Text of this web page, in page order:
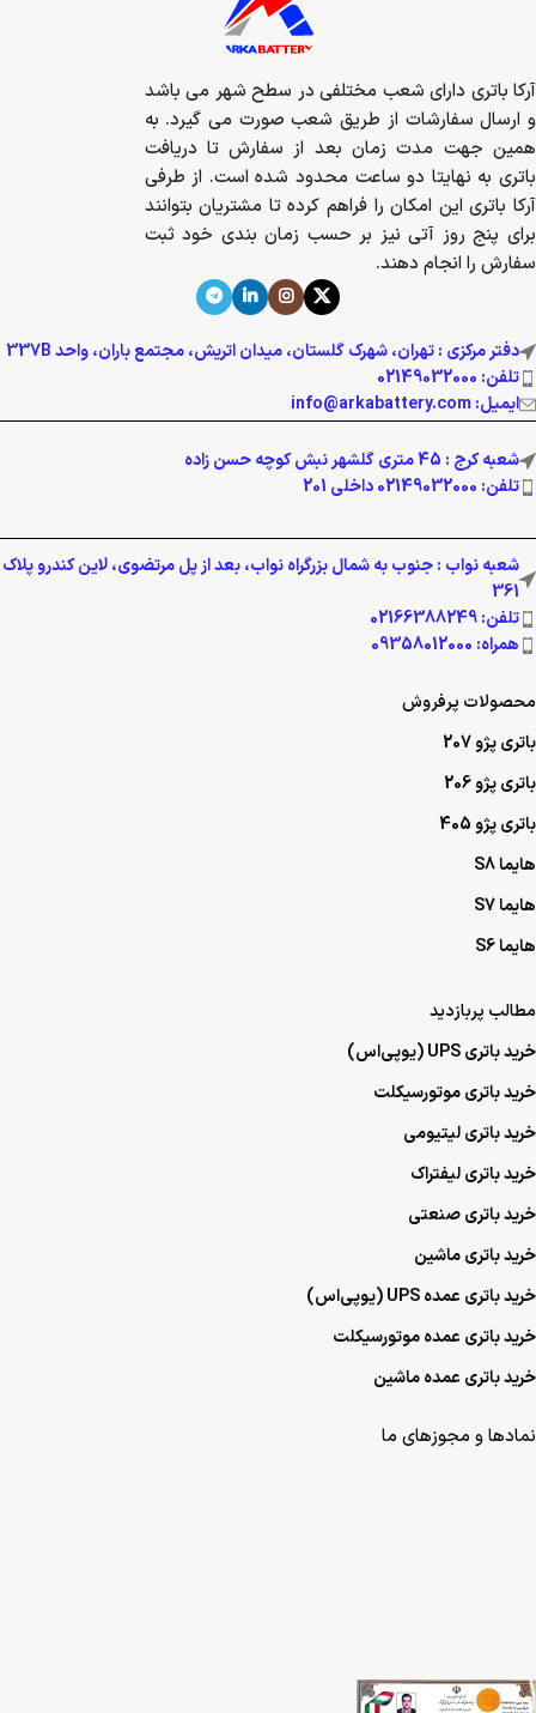
آرکا باتری دارای شعب مختلفی در سطح شهر می باشد
و ارسال سفارشات از طریق شعب صورت می گیرد. به
همین جهت مدت زمان بعد از سفارش تا دریافت
باتری به نهایتا دو ساعت محدود شده است. از طرفی
آرکا باتری این امکان را فراهم کرده تا مشتریان بتوانند
برای پنج روز آتی نیز بر حسب زمان بندی خود ثبت
سفارش را انجام دهند.
دفتر مرکزی : تهران، شهرک گلستان، میدان اتریش، مجتمع باران، واحد 337B
تلفن: 02149032000
ایمیل: info@arkabattery.com
شعبه کرج : 45 متری گلشهر نبش کوچه حسن زاده
تلفن: 02149032000 داخلی 201
شعبه نواب : جنوب به شمال بزرگراه نواب، بعد از پل مرتضوی، لاین کندرو پلاک
361
تلفن: 02166388249
همراه: 09358012000
محصولات پرفروش
باتری پژو 207
باتری پژو 206
باتری پژو 405
هایما S8
هایما S7
هایما S6
مطالب پربازدید
خرید باتری UPS (یو‌پی‌اس)
خرید باتری موتورسیکلت
خرید باتری لیتیومی
خرید باتری لیفتراک
خرید باتری صنعتی
خرید باتری ماشین
خرید باتری عمده UPS (یو‌پی‌اس)
خرید باتری عمده موتورسیکلت
خرید باتری عمده ماشین
نمادها و مجوزهای ما